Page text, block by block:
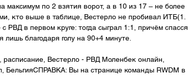
максимум по 2 взятия ворот, а в 10 из 17 – не более
кто выше в таблице, Вестерло не пробивал ИТБ(1.
РВД в первом круге: тогда сыграл 1:1, причём спасся
лишь благодаря голу на 90+4 минуте.
расписание, Вестерло - РВД Моленбек онлайн,
БельгияСПРАВКА: Вы на странице команды RWDM в